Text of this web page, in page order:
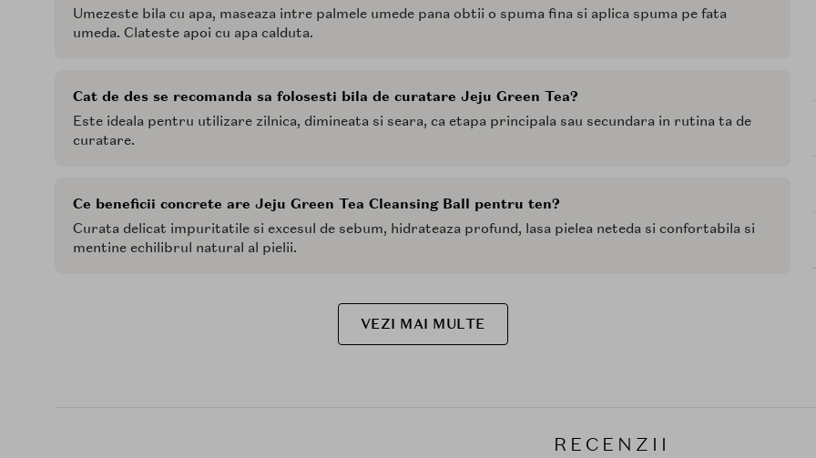
Umezeste bila cu apa, maseaza intre palmele umede pana obtii o spuma fina si aplica spuma pe fata
umeda. Clateste apoi cu apa calduta.
Cat de des se recomanda sa folosesti bila de curatare Jeju Green Tea?
Este ideala pentru utilizare zilnica, dimineata si seara, ca etapa principala sau secundara in rutina ta de
curatare.
Ce beneficii concrete are Jeju Green Tea Cleansing Ball pentru ten?
Curata delicat impuritatile si excesul de sebum, hidrateaza profund, lasa pielea neteda si confortabila si
mentine echilibrul natural al pielii.
VEZI MAI MULTE
RECENZII